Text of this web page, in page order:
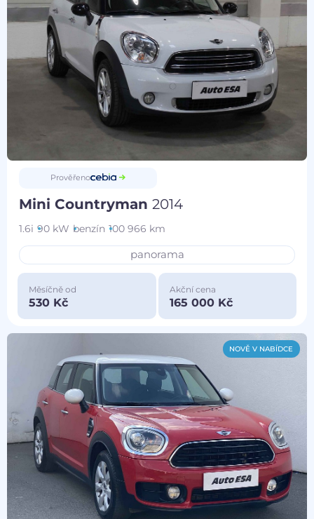
Prověřeno
Mini Countryman2014
1.6i 90 kW benzín 100 966 km
panorama
Měsíčně od
530 Kč
Akční cena
165 000 Kč
NOVĚ V NABÍDCE